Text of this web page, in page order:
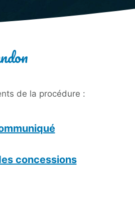
de la procédure :
concessions